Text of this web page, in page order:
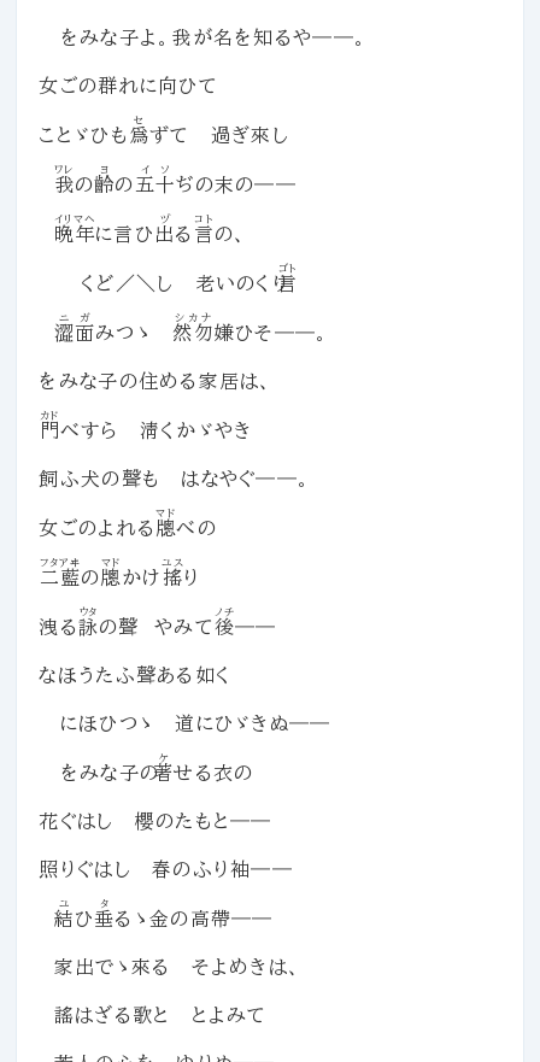
をみな子よ。我が名を知るや――。
女ごの群れに向ひて
ことゞひも 爲
セ
ずて 過ぎ來し
我
ワレ
の齡
ヨ
の 五十
イソ
ぢの末の――
晩年
イリマヘ
に言ひ 出
ヅ
る 言
コト
の、
くど／＼し 老いのくり言
ゴト
澀面
ニガ
みつゝ然勿
シカナ
嫌ひそ――。
をみな子の住める家居は、
門
カド
べすら 淸くかゞやき
飼ふ犬の聲も はなやぐ――。
女ごのよれる 牕
マド
べの
二藍
フタアヰ
の牕
マド
かけ 搖
ユス
り
洩る詠
ウタ
の聲 やみて後
ノチ
――
なほうたふ聲ある如く
にほひつゝ 道にひゞきぬ――
をみな子の著
ケ
せる衣の
花ぐはし 櫻のたもと――
照りぐはし 春のふり袖――
結
ユ
ひ垂
タ
るゝ金の高帶――
家出でゝ來る そよめきは、
謠はざる歌と とよみて